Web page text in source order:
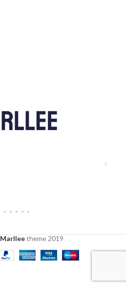
Marlleetheme2019